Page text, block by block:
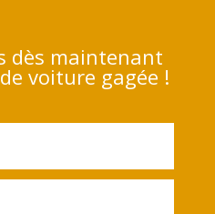
dès maintenant
voiture gagée !